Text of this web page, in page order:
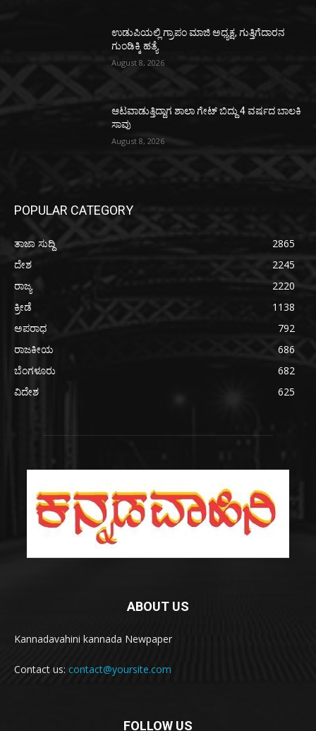
ಉಡುಪಿಯಲ್ಲಿ ಗ್ರಾಪಂ ಮಾಜಿ ಅಧ್ಯಕ್ಷ, ಗುತ್ತಿಗೆದಾರನ
ಗುಂಡಿಕ್ಕಿ ಹತ್ಯೆ
August 8, 2026
ಆಟವಾಡುತ್ತಿದ್ದಾಗ ಶಾಲಾ ಗೇಟ್‌ ಬಿದ್ದು 4 ವರ್ಷದ ಬಾಲಕಿ
ಸಾವು
August 8, 2026
POPULAR CATEGORY
ತಾಜಾ ಸುದ್ದಿ
2865
ದೇಶ
2245
ರಾಜ್ಯ
2220
ಕ್ರೀಡೆ
1138
ಅಪರಾಧ
792
ರಾಜಕೀಯ
686
ಬೆಂಗಳೂರು
682
ವಿದೇಶ
625
ABOUT US
Kannadavahini kannada Newpaper
Contact us: contact@yoursite.com
FOLLOW US